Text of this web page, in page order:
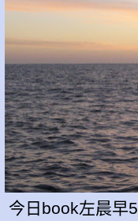
今日book左晨早